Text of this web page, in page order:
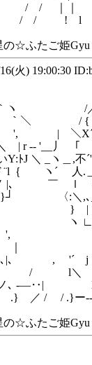
｜｜
/ / ! l
☆ふたご姫Gyu
火) 19:00:30
--
-―
￣
/ { l /
＼X´
-‐ '__丿 ｢
_ヽ＿,不´'⌒
ヽ´ 人.＿ﾌ
ｌ -.Ｖ
:＼,､_＼
}｛ -
∟ イ l＞
', l
｜ _|
､|、 , '´
＼-'´ / l＼
ノ､ -―‥| l
/ .}ー-- ､
☆ふたご姫Gyu